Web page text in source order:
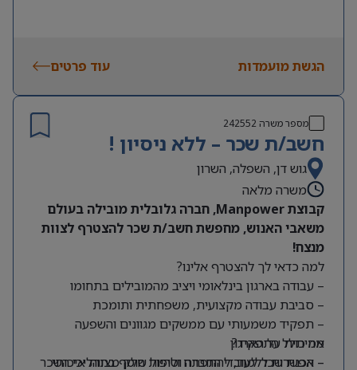
הגשת מועמדות עוד פרטים
מספר משרה 242552
חשב/ת שכר – ללא ניסיון !
גוש דן, השפלה, השרון
משרה מלאה
קבוצת Manpower, חברה גלובלית מובילה בעולם
משאבי האנוש, מחפשת חשב/ת שכר להצטרף לצוות
מנצח!
למה כדאי לך להצטרף אלינו?
– עבודה בארגון בינלאומי ויציב מהמובילים בתחומו
– סביבת עבודה מקצועית, משפחתית ותומכת
– תפקיד משמעותי עם ממשקים מגוונים והשפעה
אמיתית על הארגון
– אפשרות ללמוד, להתפתח ולהיות חלק מצוות איכותי
מה כולל התפקיד?
– הכנת שכר לעובדי החברה וטיפול שוטף בתהליכי השכר